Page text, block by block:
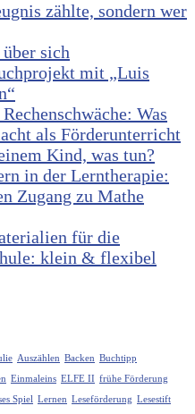
zählte, sondern wer
sich
mit „Luis
Was
als Förderunterricht
Kind, was tun?
in der Lerntherapie:
Zugang zu Mathe
für die
klein & flexibel
Auszählen Backen Buchtipp
Einmaleins ELFE II frühe Förderung
Spiel Lernen Leseförderung Lesestift